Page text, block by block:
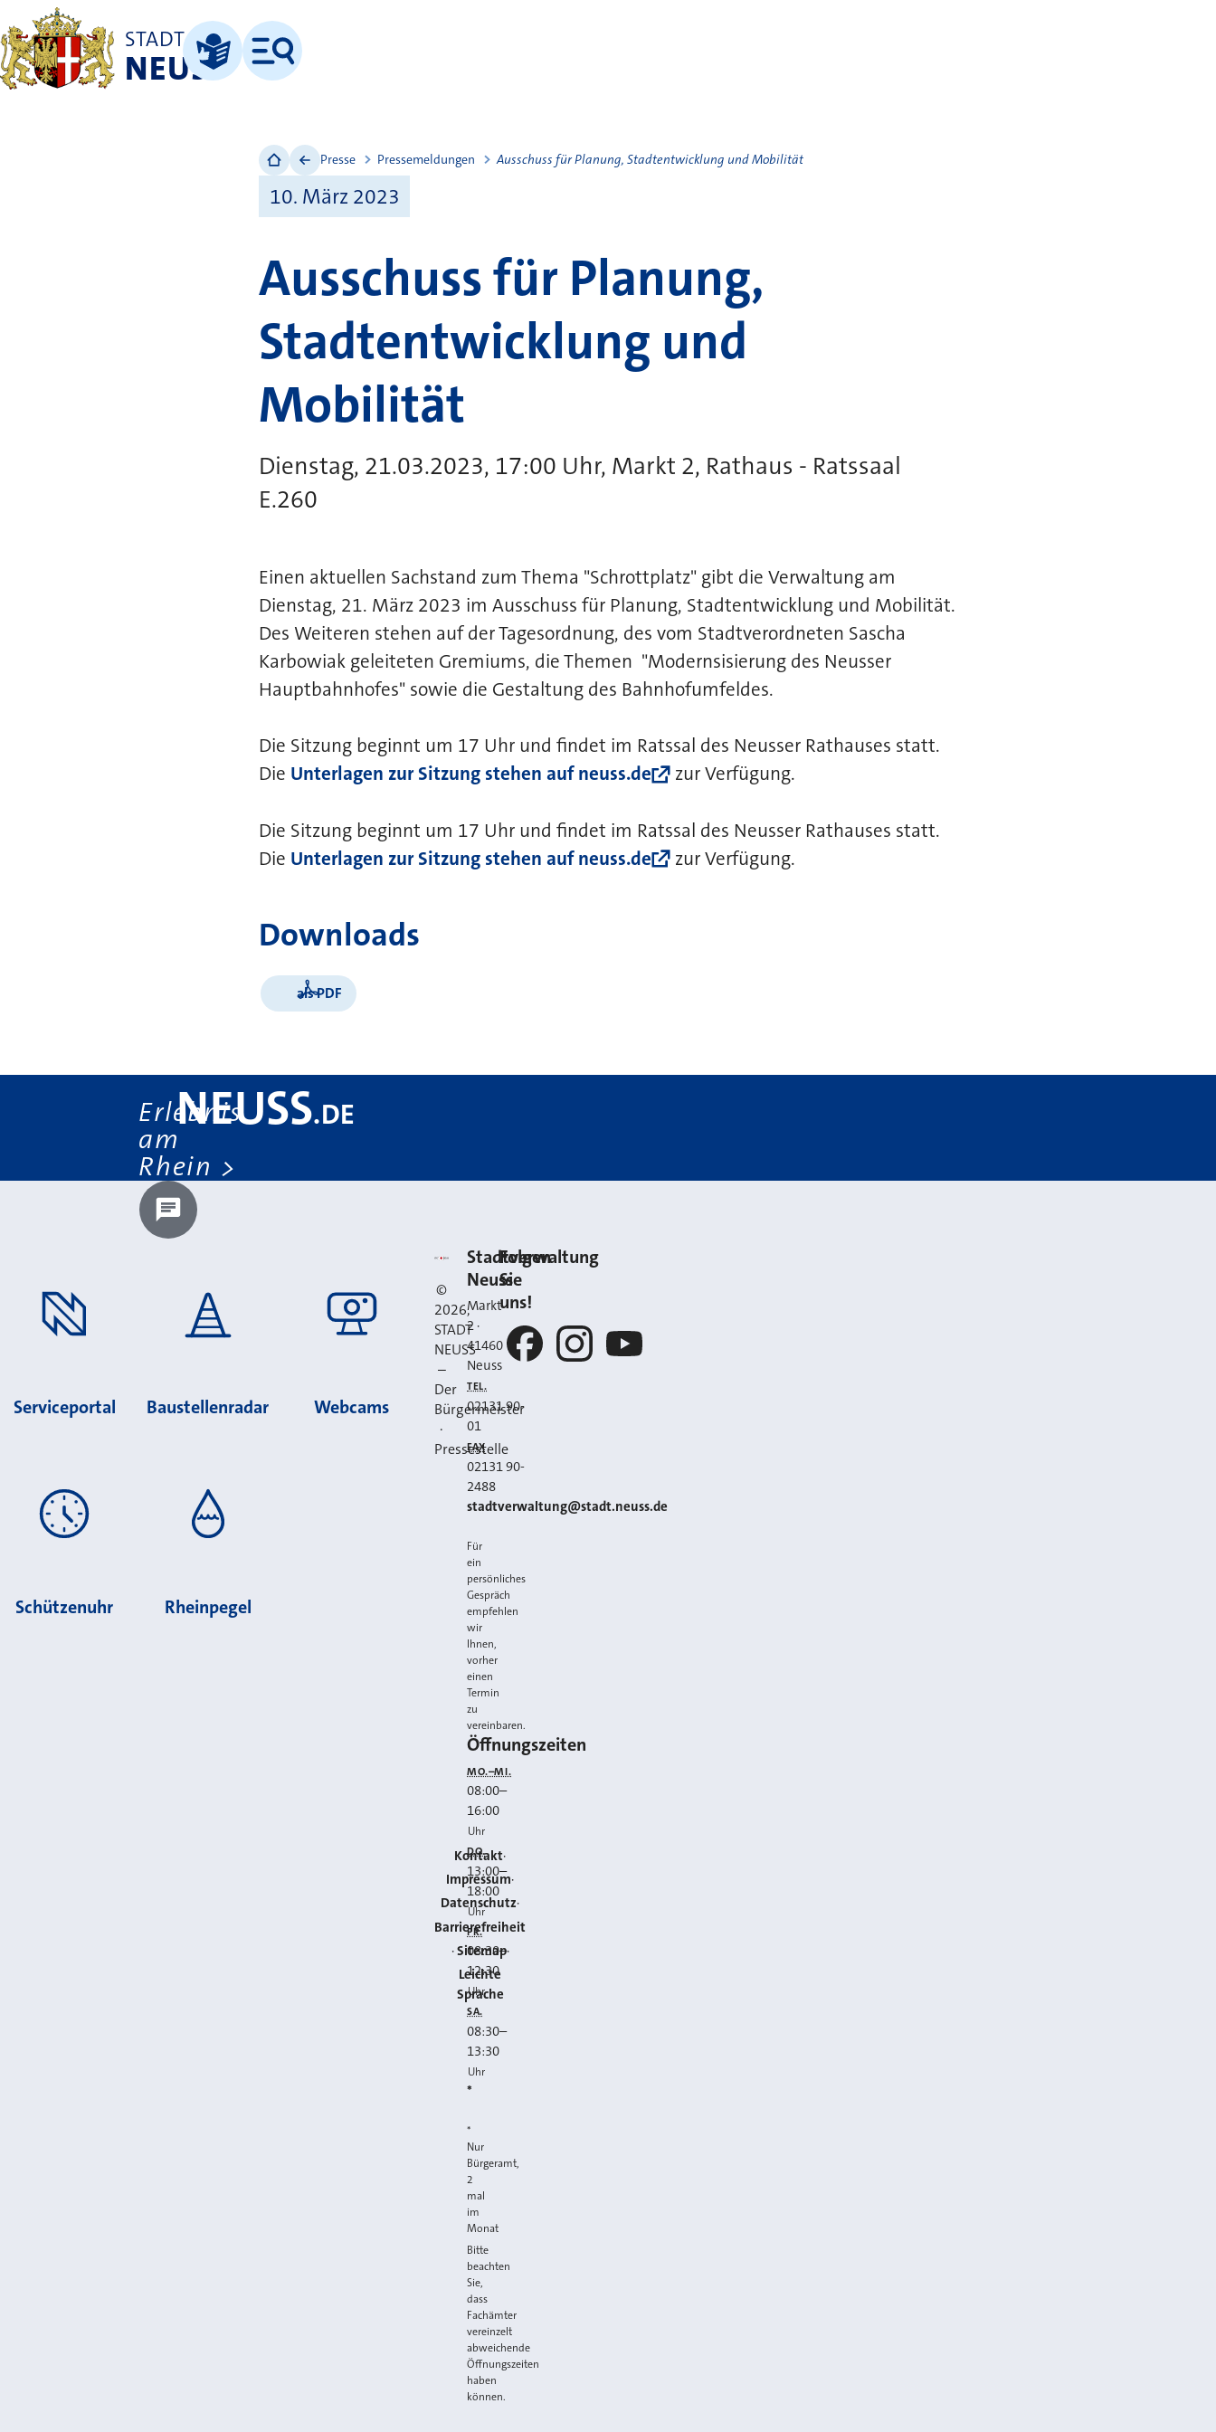
STADT
NEUSSLeichte Sprache
Menü
Presse Pressemeldungen Ausschuss für Planung, Stadtentwicklung und Mobilität
10. März 2023
Ausschuss für Planung,
Stadtentwicklung und
Mobilität
Dienstag, 21.03.2023, 17:00 Uhr, Markt 2, Rathaus - Ratssaal
E.260
Einen aktuellen Sachstand zum Thema "Schrottplatz" gibt die Verwaltung am
Dienstag, 21. März 2023 im Ausschuss für Planung, Stadtentwicklung und Mobilität.
Des Weiteren stehen auf der Tagesordnung, des vom Stadtverordneten Sascha
Karbowiak geleiteten Gremiums, die Themen "Modernsisierung des Neusser
Hauptbahnhofes" sowie die Gestaltung des Bahnhofumfeldes.
Die Sitzung beginnt um 17 Uhr und findet im Ratssal des Neusser Rathauses statt.
Die Unterlagen zur Sitzung stehen auf neuss.de zur Verfügung.
Die Sitzung beginnt um 17 Uhr und findet im Ratssal des Neusser Rathauses statt.
Die Unterlagen zur Sitzung stehen auf neuss.de zur Verfügung.
Downloads
als PDF
Erlebnis
am
Rhein
NEUSS.DE
Chatbot laden?
Serviceportal Baustellenradar Webcams
Schützenuhr Rheinpegel
Stadt Neuss
©
2026,
STADT
NEUSS
–
Der
Bürgermeister
·
Pressestelle
Kontakt
Impressum
Datenschutz
Barrierefreiheit
Sitemap
Leichte
Sprache
Kontakt
Stadtverwaltung
Neuss
Markt
2 ·
41460
Neuss
TEL.
02131 90-
01
FAX
02131 90-
2488
E-MAIL
stadtverwaltung@stadt.neuss.de
Für
ein
persönliches
Gespräch
empfehlen
wir
Ihnen,
vorher
einen
Termin
zu
vereinbaren.
Öffnungszeiten
MO.–MI.
08:00–
16:00
Uhr
DO.
13:00–
18:00
Uhr
FR.
08:30–
12:30
Uhr
SA.
08:30–
13:30
Uhr
*
*
Nur
Bürgeramt,
2
mal
im
Monat
Bitte
beachten
Sie,
dass
Fachämter
vereinzelt
abweichende
Öffnungszeiten
haben
können.
Folgen
Sie
uns!